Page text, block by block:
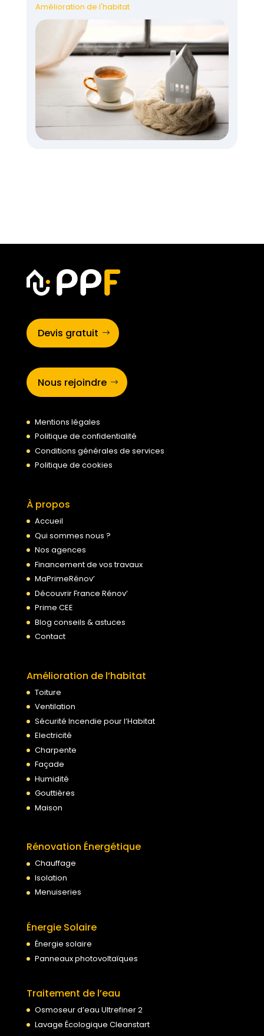
Amélioration de l'habitat
Devis gratuit
Nous rejoindre
Mentions légales
Politique de confidentialité
Conditions générales de services
Politique de cookies
À propos
Accueil
Qui sommes nous ?
Nos agences
Financement de vos travaux
MaPrimeRénov’
Découvrir France Rénov’
Prime CEE
Blog conseils & astuces
Contact
Amélioration de l’habitat
Toiture
Ventilation
Sécurité Incendie pour l’Habitat
Electricité
Charpente
Façade
Humidité
Gouttières
Maison
Rénovation Énergétique
Chauffage
Isolation
Menuiseries
Énergie Solaire
Énergie solaire
Panneaux photovoltaïques
Traitement de l’eau
Osmoseur d’eau Ultrefiner 2
Lavage Écologique Cleanstart